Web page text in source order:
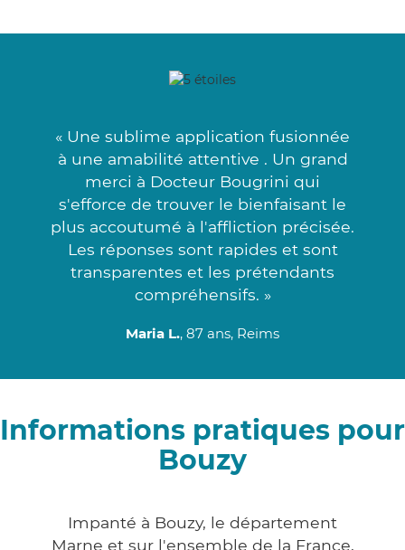
« Une sublime application fusionnée
à une amabilité attentive . Un grand
merci à Docteur Bougrini qui
s'efforce de trouver le bienfaisant le
plus accoutumé à l'affliction précisée.
Les réponses sont rapides et sont
transparentes et les prétendants
compréhensifs. »
Maria L., 87 ans, Reims
Informations pratiques pour
Bouzy
Impanté à Bouzy, le département
Marne et sur l'ensemble de la France,